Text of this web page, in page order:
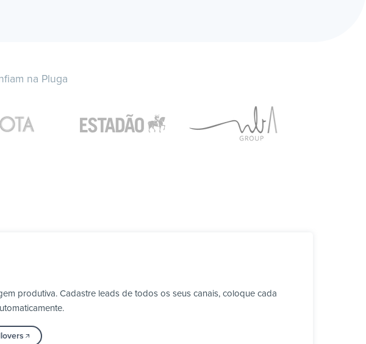
na Pluga
produtiva. Cadastre leads de todos os seus canais, coloque cada